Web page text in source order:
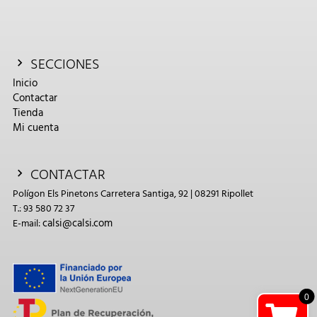
SECCIONES
Inicio
Contactar
Tienda
Mi cuenta
CONTACTAR
Polígon Els Pinetons Carretera Santiga, 92 | 08291 Ripollet
T.: 93 580 72 37
E-mail:calsi@calsi.com
0